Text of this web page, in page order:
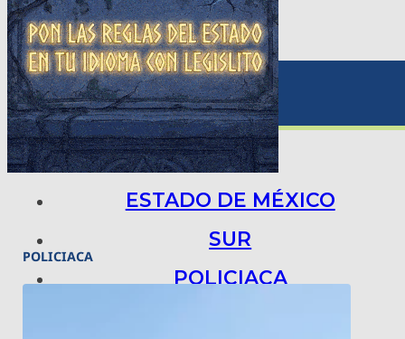
ARTE, CIENCIA Y TECNOLOGÍA
COLUMNAS
BAJO LA LUPA
RASTROS Y ROSTROS
VÍNCULOS ANIMALES
ESTADO DE MÉXICO
SUR
POLICIACA
POLICIACA